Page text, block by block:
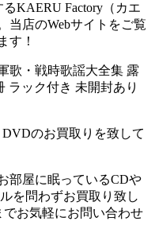
KAERU Factory（カエ
当店のWebサイトをご覧
す！
歌・戦時歌謡大全集 露
ラック付き 未開封あり
のお買取りを致して
部屋に眠っているCDや
を問わずお買取り致し
お気軽にお問い合わせ